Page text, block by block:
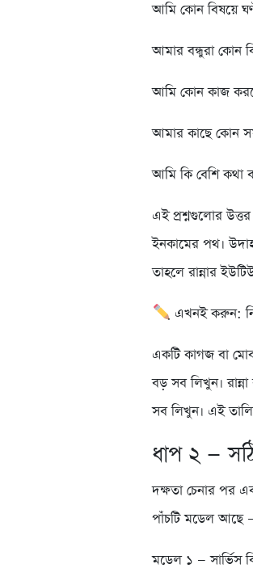
আমি কোন বিষয়ে
আমার বন্ধুরা কোন
আমি কোন কাজ
আমার কাছে কোন
আমি কি বেশি কথা
এই প্রশ্নগুলোর
ইনকামের পথ।
তাহলে রান্নার
এখনই করুন:
একটি কাগজ বা
বড় সব লিখুন।
সব লিখুন। এই
ধাপ ২ —
দক্ষতা চেনার পর
পাঁচটি মডেল আছে —
মডেল ১ — সার্ভিস